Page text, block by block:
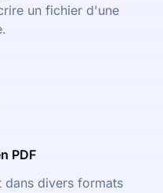
un fichier d'une
PDF
dans divers formats